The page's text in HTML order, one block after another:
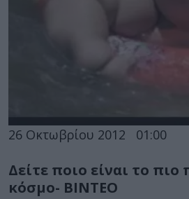
26 Οκτωβρίου 2012 01:00
Δείτε ποιο είναι το
κόσμο- ΒΙΝΤΕΟ